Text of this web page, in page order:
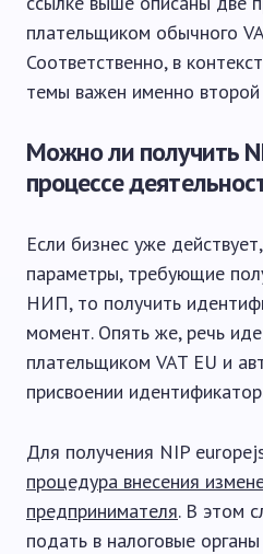
плательщиком обычного
Соответственно, в
темы важен именно второй
Можно ли получить
процессе
Если бизнес уже
параметры, требующие
НИП, то получить
момент. Опять же, речь
плательщиком VAT EU и
присвоении
Для получения NIP
процедура внесения
предпринимателя. В этом
подать в налоговые органы